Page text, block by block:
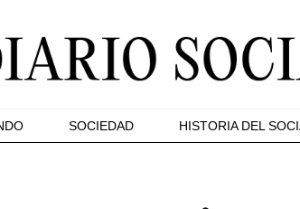
SOCIEDAD HISTORIA DEL